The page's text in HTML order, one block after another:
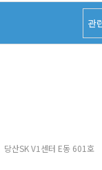
산SK V1센터 E동 601호